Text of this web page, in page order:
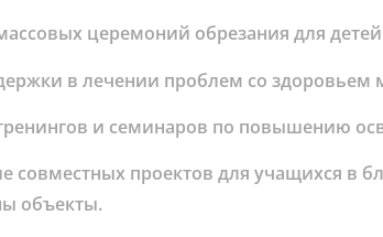
церемоний обрезания для
в лечении проблем со здоровьем
и семинаров по повышению
совместных проектов для учащихся в
объекты.